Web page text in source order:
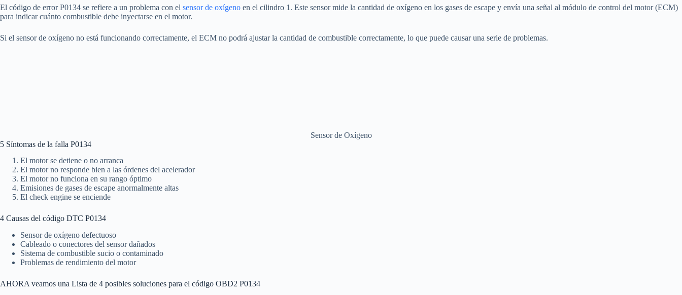
El código de error P0134 se refiere a un problema con el sensor de oxígeno en el cilindro 1. Este sensor mide la cantidad de oxígeno en los gases de escape y envía una señal al módulo de control del motor (ECM)
para indicar cuánto combustible debe inyectarse en el motor.
Si el sensor de oxígeno no está funcionando correctamente, el ECM no podrá ajustar la cantidad de combustible correctamente, lo que puede causar una serie de problemas.
Sensor de Oxígeno
5 Síntomas de la falla P0134
El motor se detiene o no arranca
El motor no responde bien a las órdenes del acelerador
El motor no funciona en su rango óptimo
Emisiones de gases de escape anormalmente altas
El check engine se enciende
4 Causas del código DTC P0134
Sensor de oxígeno defectuoso
Cableado o conectores del sensor dañados
Sistema de combustible sucio o contaminado
Problemas de rendimiento del motor
AHORA veamos una Lista de 4 posibles soluciones para el código OBD2 P0134